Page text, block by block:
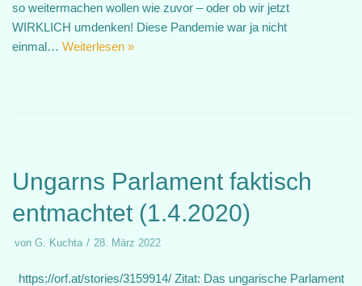
so weitermachen wollen wie zuvor – oder ob wir jetzt
WIRKLICH umdenken! Diese Pandemie war ja nicht
einmal… Weiterlesen »
Ungarns Parlament faktisch
entmachtet (1.4.2020)
von G. Kuchta 28. März 2022
https://orf.at/stories/3159914/ Zitat: Das ungarische Parlament